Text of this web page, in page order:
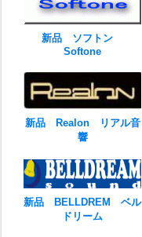
新品 ソフトン
Softone
新品 Realon リアル音
響
新品 BELLDREM ベル
ドリーム